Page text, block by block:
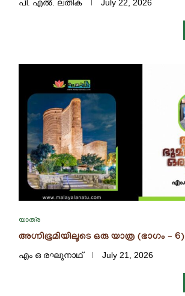
പി. എൽ. ലതിക July 22, 2026
യാത്ര
അഗ്നിഭൂമിയിലൂടെ ഒരു യാത്ര (ഭാഗം – 6)
എം ഒ രഘുനാഥ്‌ July 21, 2026